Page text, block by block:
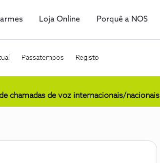
Loja Online Porquê a NOS
Passatempos Registo
chamadas de voz internacionais/nacionais